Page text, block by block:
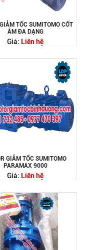
TỐC SUMITOMO CỐT
ÂM ĐA DẠNG
Giá: Liên hệ
GIẢM TỐC SUMITOMO
PARAMAX 9000
Giá: Liên hệ